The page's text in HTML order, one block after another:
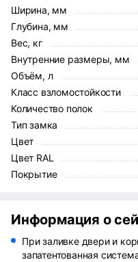
Ширина, мм
Глубина, мм
Вес, кг
Внутренние размеры, мм
Объём, л
Класс взломостойкости
Количество полок
Тип замка
Цвет
Цвет RAL
Покрытие
Информация о
При заливке двери и
запатентованная